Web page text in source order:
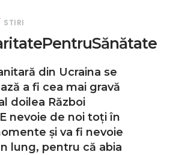
STIRI
din Ucraina se
a fi cea mai gravă
doilea Război
nevoie de noi toţi în
şi va fi nevoie
lung, pentru că abia